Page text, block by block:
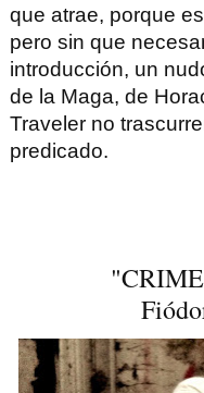
que atrae, porque
pero sin que
introducción, un
de la Maga, de
Traveler no
predicado.